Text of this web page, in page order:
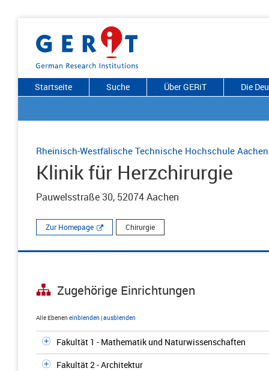
Startseite Suche Über GERiT Die
Rheinisch-Westfälische Technische Hochschule Aachen
Klinik für Herzchirurgie
Pauwelsstraße 30, 52074 Aachen
Zur Homepage Chirurgie
Zugehörige Einrichtungen
Alle Ebenen einblenden |ausblenden
Fakultät 1 - Mathematik und Naturwissenschaften
Fakultät 2 - Architektur